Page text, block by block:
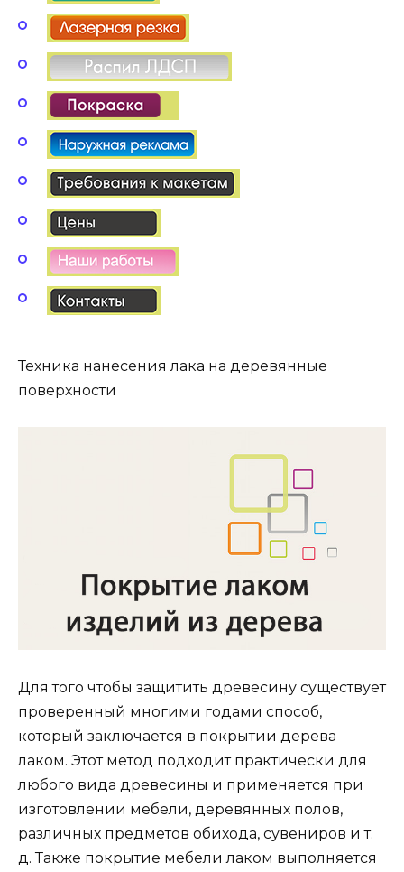
Техника нанесения лака на деревянные
поверхности
Для того чтобы защитить древесину существует
проверенный многими годами способ,
который заключается в покрытии дерева
лаком. Этот метод подходит практически для
любого вида древесины и применяется при
изготовлении мебели, деревянных полов,
различных предметов обихода, сувениров и т.
д. Также покрытие мебели лаком выполняется